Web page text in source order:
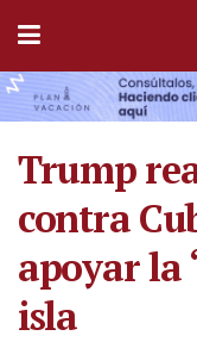
Trump
contra
apoyar la
isla